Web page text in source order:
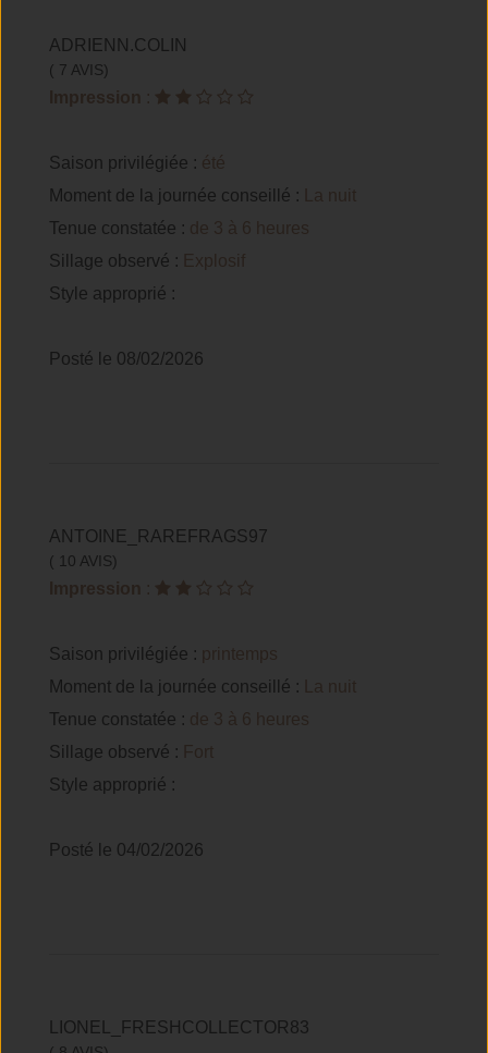
ADRIENN.COLIN
( 7 AVIS)
Impression :
Saison privilégiée : été
Moment de la journée conseillé :
La nuit
Tenue constatée : de 3 à 6 heures
Sillage observé : Explosif
Style approprié :
Posté le 08/02/2026
ANTOINE_RAREFRAGS97
( 10 AVIS)
Impression :
Saison privilégiée : printemps
Moment de la journée conseillé :
La nuit
Tenue constatée : de 3 à 6 heures
Sillage observé : Fort
Style approprié :
Posté le 04/02/2026
LIONEL_FRESHCOLLECTOR83